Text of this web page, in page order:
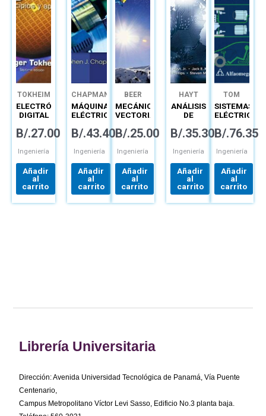
TOKHEIM
ELECTRÓNICA
DIGITAL
Y
B/.27.00
Ingeniería
Añadir
al
carrito
CHAPMAN
MÁQUINAS
ELÉCTRICAS
B/.43.40
Ingeniería
Añadir
al
carrito
BEER
MECÁNICA
VECTORIAL
INGENIEROS
B/.25.00
Ingeniería
Añadir
al
carrito
HAYT
ANÁLISIS
DE
EN
LIBRO+CONNECT
B/.35.30
Ingeniería
Añadir
al
carrito
TOM
DENTON
SISTEMAS
ELÉCTRICO
AUTOMÓVIL
Y
REPARACIÓN
DEL
B/.76.35
Ingeniería
Añadir
al
carrito
Librería Universitaria
Dirección: Avenida Universidad Tecnológica de Panamá, Vía Puente
Centenario,
Campus Metropolitano Víctor Levi Sasso, Edificio No.3 planta baja.